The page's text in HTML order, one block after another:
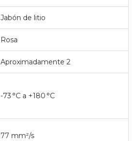
Jabón de litio
Rosa
Aproximadamente 2
-73 °C a +180 °C
77 mm²/s